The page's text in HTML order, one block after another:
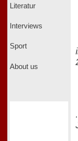
Literatur
Interviews
Sport
About us